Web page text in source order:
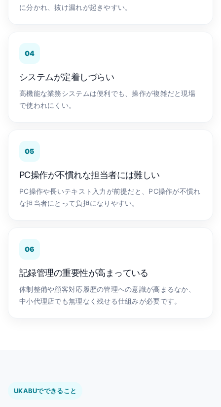
に分かれ、抜け漏れが起きやすい。
04
システムが定着しづらい
高機能な業務システムは便利でも、操作が複雑だと現場
で使われにくい。
05
PC操作が不慣れな担当者には難しい
PC操作や長いテキスト入力が前提だと、PC操作が不慣れ
な担当者にとって負担になりやすい。
06
記録管理の重要性が高まっている
体制整備や顧客対応履歴の管理への意識が高まるなか、
中小代理店でも無理なく残せる仕組みが必要です。
UKABUでできること